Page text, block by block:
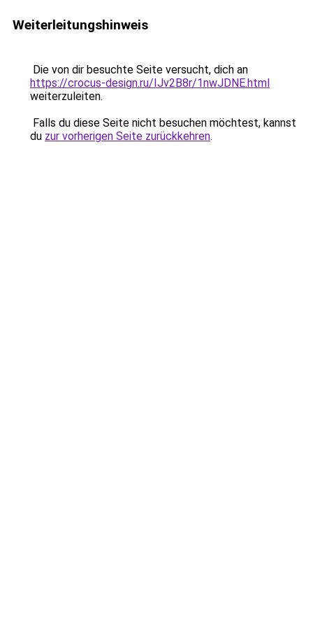
Weiterleitungshinweis
Die von dir besuchte Seite versucht, dich an
https://crocus-design.ru/IJv2B8r/1nwJDNE.html
weiterzuleiten.
Falls du diese Seite nicht besuchen möchtest, kannst
du zur vorherigen Seite zurückkehren.